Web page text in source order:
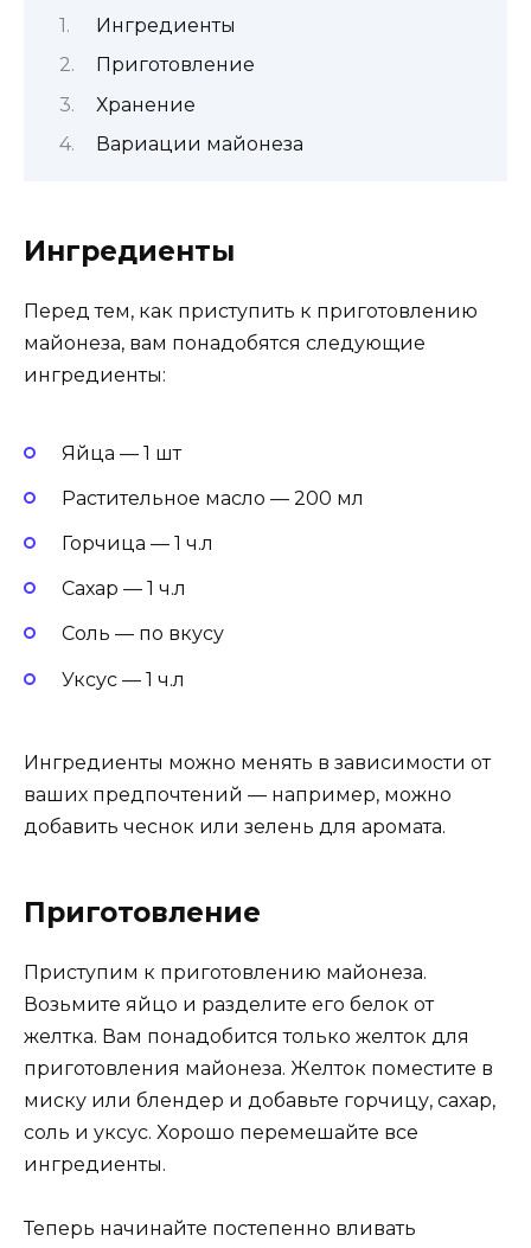
Ингредиенты
Приготовление
Хранение
Вариации майонеза
Ингредиенты
Перед тем, как приступить к приготовлению
майонеза, вам понадобятся следующие
ингредиенты:
Яйца — 1 шт
Растительное масло — 200 мл
Горчица — 1 ч.л
Сахар — 1 ч.л
Соль — по вкусу
Уксус — 1 ч.л
Ингредиенты можно менять в зависимости от
ваших предпочтений — например, можно
добавить чеснок или зелень для аромата.
Приготовление
Приступим к приготовлению майонеза.
Возьмите яйцо и разделите его белок от
желтка. Вам понадобится только желток для
приготовления майонеза. Желток поместите в
миску или блендер и добавьте горчицу, сахар,
соль и уксус. Хорошо перемешайте все
ингредиенты.
Теперь начинайте постепенно вливать